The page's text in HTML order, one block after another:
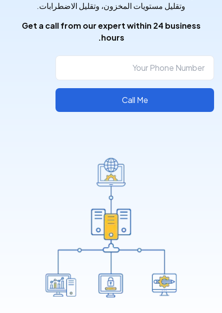
وتقليل مستويات المخزون، وتقليل الاضطرابات.
Get a call from our expert within 24 business
hours.
Call Me